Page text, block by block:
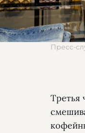
Пресс-
Третья